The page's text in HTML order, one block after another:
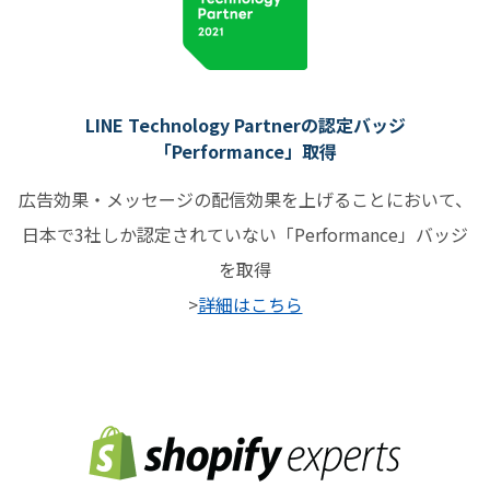
LINE Technology Partnerの認定バッジ
「Performance」取得
広告効果・メッセージの配信効果を上げることにおいて、
日本で3社しか認定されていない「Performance」バッジ
を取得
>詳細はこちら